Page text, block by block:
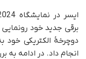
برقی جدید خود
انجام داد. در ادامه به